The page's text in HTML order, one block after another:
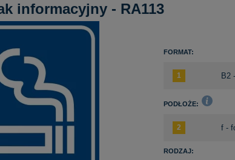
informacyjny - RA113
FORMAT:
PODŁOŻE:
RODZAJ: